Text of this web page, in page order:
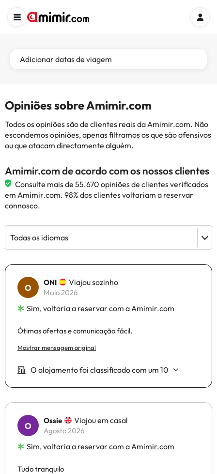
Adicionar datas de viagem
Opiniões sobre Amimir.com
Todos os opiniões são de clientes reais da Amimir.com. Não
escondemos opiniões, apenas filtramos os que são ofensivos
ou que atacam directamente alguém.
Amimir.com de acordo com os nossos clientes
Consulte mais de 55.670 opiniões de clientes verificados
em Amimir.com. 98% dos clientes voltariam a reservar
connosco.